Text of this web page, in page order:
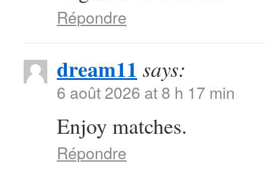
Répondre
dream11 says:
6 août 2026 at 8 h 17 min
Enjoy matches.
Répondre